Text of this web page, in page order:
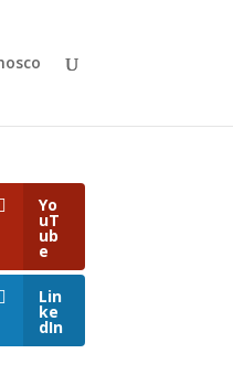
Yo
uT
ub
e
Lin
ke
dIn